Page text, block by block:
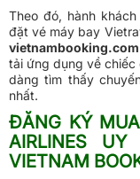
Theo đó, hành
đặt vé máy bay
vietnambooking.com
tải ứng dụng về chiếc
dàng tìm thấy
nhất.
ĐĂNG KÝ
AIRLINES
VIETNAM